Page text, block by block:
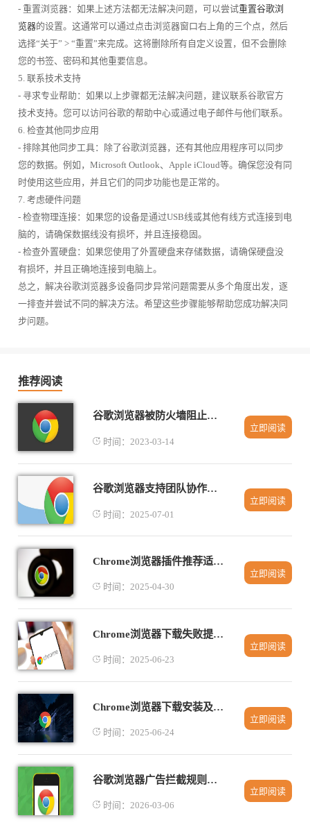
- 重置浏览器：如果上述方法都无法解决问题，可以尝试重置谷歌浏
览器的设置。这通常可以通过点击浏览器窗口右上角的三个点，然后
选择“关于” > “重置”来完成。这将删除所有自定义设置，但不会删除
您的书签、密码和其他重要信息。
5. 联系技术支持
- 寻求专业帮助：如果以上步骤都无法解决问题，建议联系谷歌官方
技术支持。您可以访问谷歌的帮助中心或通过电子邮件与他们联系。
6. 检查其他同步应用
- 排除其他同步工具：除了谷歌浏览器，还有其他应用程序可以同步
您的数据。例如，Microsoft Outlook、Apple iCloud等。确保您没有同
时使用这些应用，并且它们的同步功能也是正常的。
7. 考虑硬件问题
- 检查物理连接：如果您的设备是通过USB线或其他有线方式连接到电
脑的，请确保数据线没有损坏，并且连接稳固。
- 检查外置硬盘：如果您使用了外置硬盘来存储数据，请确保硬盘没
有损坏，并且正确地连接到电脑上。
总之，解决谷歌浏览器多设备同步异常问题需要从多个角度出发，逐
一排查并尝试不同的解决方法。希望这些步骤能够帮助您成功解决同
步问题。
推荐阅读
谷歌浏览器被防火墙阻止了怎么办
时间：2023-03-14
立即阅读
谷歌浏览器支持团队协作插件的版本下载方法
时间：2025-07-01
立即阅读
Chrome浏览器插件推荐适合多语言页面翻译功能
时间：2025-04-30
立即阅读
Chrome浏览器下载失败提示网络错误怎么办
时间：2025-06-23
立即阅读
Chrome浏览器下载安装及智能下载任务统计
时间：2025-06-24
立即阅读
谷歌浏览器广告拦截规则设置实用指南
时间：2026-03-06
立即阅读